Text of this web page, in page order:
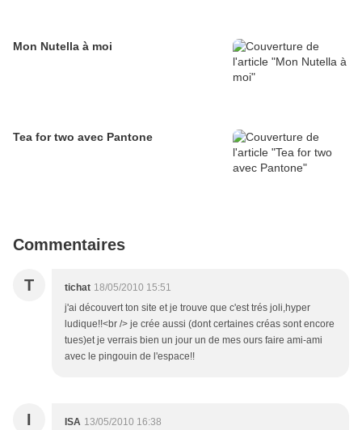
Mon Nutella à moi
Tea for two avec Pantone
Commentaires
T tichat 18/05/2010 15:51
j'ai découvert ton site et je trouve que c'est trés joli,hyper
ludique!!<br /> je crée aussi (dont certaines créas sont encore
tues)et je verrais bien un jour un de mes ours faire ami-ami
avec le pingouin de l'espace!!
I ISA 13/05/2010 16:38